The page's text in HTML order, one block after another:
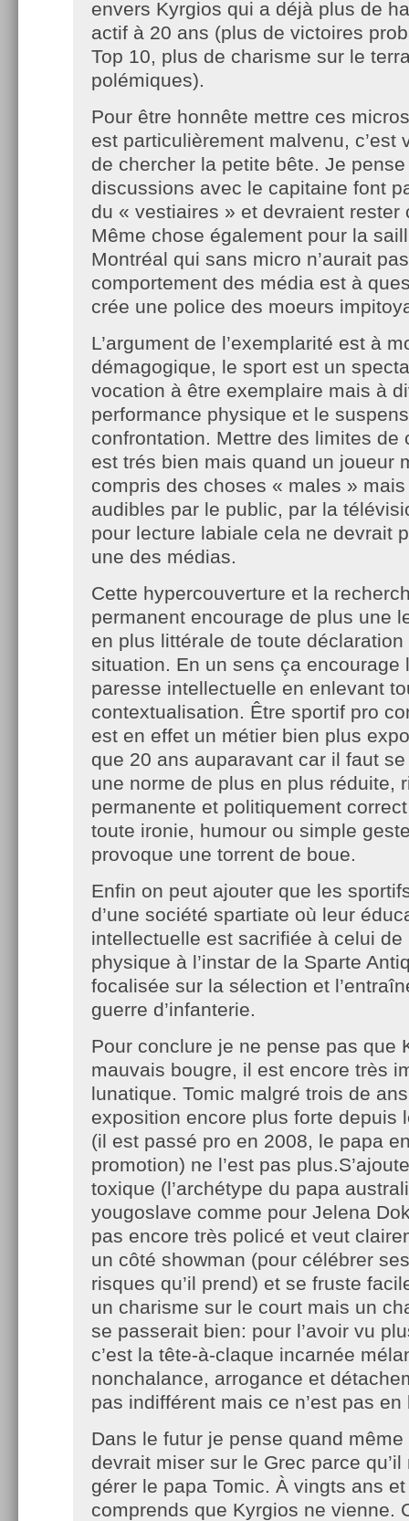
envers Kyrgios qui a déjà plus de
actif à 20 ans (plus de victoires
Top 10, plus de charisme sur le
polémiques).
Pour être honnête mettre ces
est particulièrement malvenu, c’est
de chercher la petite bête. Je
discussions avec le capitaine font
du « vestiaires » et devraient rester
Même chose également pour la
Montréal qui sans micro n’aurait
comportement des média est à
crée une police des moeurs
L’argument de l’exemplarité est à
démagogique, le sport est un
vocation à être exemplaire mais à
performance physique et le
confrontation. Mettre des limites de
est trés bien mais quand un joueur
compris des choses « males »
audibles par le public, par la
pour lecture labiale cela ne devrait
une des médias.
Cette hypercouverture et la
permanent encourage de plus une
en plus littérale de toute déclaration
situation. En un sens ça encourage
paresse intellectuelle en enlevant
contextualisation. Être sportif pro
est en effet un métier bien plus
que 20 ans auparavant car il faut
une norme de plus en plus réduite,
permanente et politiquement
toute ironie, humour ou simple
provoque une torrent de boue.
Enfin on peut ajouter que les
d’une société spartiate où leur
intellectuelle est sacrifiée à celui de
physique à l’instar de la Sparte
focalisée sur la sélection et
guerre d’infanterie.
Pour conclure je ne pense pas que
mauvais bougre, il est encore très
lunatique. Tomic malgré trois de
exposition encore plus forte depuis
(il est passé pro en 2008, le papa
promotion) ne l’est pas
toxique (l’archétype du papa
yougoslave comme pour Jelena
pas encore très policé et veut
un côté showman (pour célébrer
risques qu’il prend) et se fruste
un charisme sur le court mais un
se passerait bien: pour l’avoir vu
c’est la tête-à-claque incarnée
nonchalance, arrogance et
pas indifférent mais ce n’est pas en
Dans le futur je pense quand même
devrait miser sur le Grec parce qu’il
gérer le papa Tomic. À vingts ans
comprends que Kyrgios ne vienne.